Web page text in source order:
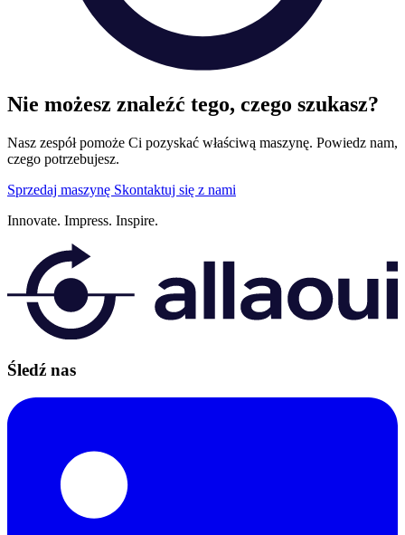
Nie możesz znaleźć tego, czego szukasz?
Nasz zespół pomoże Ci pozyskać właściwą maszynę. Powiedz nam,
czego potrzebujesz.
Sprzedaj maszynę Skontaktuj się z nami
Innovate. Impress. Inspire.
Śledź nas